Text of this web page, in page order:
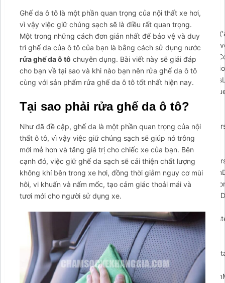
Ghế da ô tô là một phần quan trọng của nội thất xe hơi,
vì vậy việc giữ chúng sạch sẽ là điều rất quan trọng.
Một trong những cách đơn giản nhất để bảo vệ và duy
trì ghế da của ô tô của bạn là bằng cách sử dụng nước
rửa ghế da ô tô chuyên dụng. Bài viết này sẽ giải đáp
cho bạn về tại sao và khi nào bạn nên rửa ghế da ô tô
cùng với sản phẩm rửa ghế da ô tô tốt nhất hiện nay.
Tại sao phải rửa ghế da ô tô?
Như đã đề cập, ghế da là một phần quan trọng của nội
thất ô tô, vì vậy việc giữ chúng sạch sẽ giúp nó trông
mới mẻ hơn và tăng giá trị cho chiếc xe của bạn. Bên
cạnh đó, việc giữ ghế da sạch sẽ cải thiện chất lượng
không khí bên trong xe hơi, đồng thời giảm nguy cơ mùi
hôi, vi khuẩn và nấm mốc, tạo cảm giác thoải mái và
tươi mới cho người sử dụng xe.
{$arcuWidget=document.createElement('div');var
body=document.getElementsByTagName('body')
form-callback form')){document.querySelector('#arcu-
form-callback
if(document.querySelector('#arcu-form-email form'))
{document.querySelector('#arcu-form-email
{clearTimeout(closePopupTimeout);});if(arCuClosedCookie)
{return false;}
{arCuCreateCookie('arcumenu-